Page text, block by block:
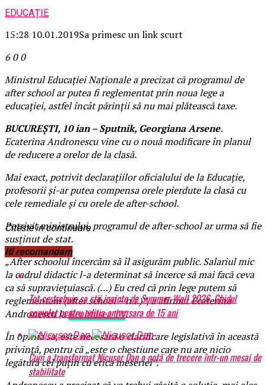
EDUCAȚIE
15:28 10.01.2019Sa primesc un link scurt
600
Ministrul Educaţiei Naţionale a precizat că programul de
after school ar putea fi reglementat prin noua lege a
educaţiei, astfel încât părinţii să nu mai plătească taxe.
BUCUREŞTI, 10 ian – Sputnik, Georgiana Arsene.
Ecaterina Andronescu vine cu o nouă modificare în planul
de reducere a orelor de la clasă.
Mai exact, potrivit declaraţiilor oficialului de la Educaţie,
profesorii şi-ar putea compensa orele pierdute la clasă cu
cele remediale şi cu orele de after-school.
Potrivit ministrului, programul de after-school ar urma să fie
susţinut de stat.
„After schoolul încercăm să îl asigurăm public. Salariul mic
la cadrul didactic l-a determinat să încerce să mai facă ceva
ca să supravieţuiască. (…) Eu cred că prin lege putem să
reglementăm (after school – n.r.)”, a afirmat Ecaterina
Andronescu laRealitatea TV.
În opinia sa, este necesară o clarificare legislativă în această
privinţă, pentru că „este o chestiune care nu are nicio
legătură cel puţin cu etica meseriei”.
Citeste in continuare
Iti recomandam
Tot ce trebuie sa stii inainte de Summer Well 2026. Ghidul
complet pentru editia aniversara de 15 ani
Cum a transformat Nicușor Dan o notă de trecere într-un mesaj de
stabilitate